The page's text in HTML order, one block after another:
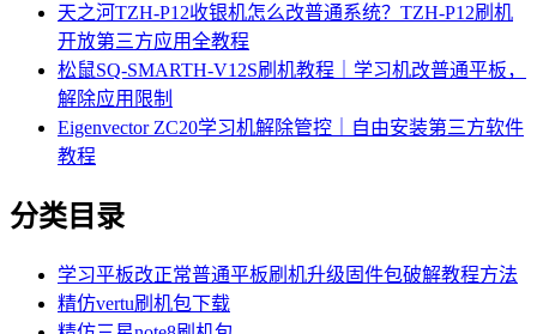
天之河TZH-P12收银机怎么改普通系统？TZH-P12刷机
开放第三方应用全教程
松鼠SQ-SMARTH-V12S刷机教程｜学习机改普通平板，
解除应用限制
Eigenvector ZC20学习机解除管控｜自由安装第三方软件
教程
分类目录
学习平板改正常普通平板刷机升级固件包破解教程方法
精仿vertu刷机包下载